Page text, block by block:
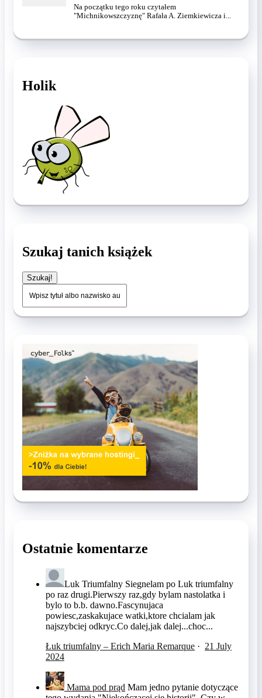
Na początku tego roku czytałem
"Michnikowszczyznę" Rafała A. Ziemkiewicza i...
Holik
Szukaj tanich książek
Szukaj!
Ostatnie komentarze
Luk Triumfalny Siegnelam po Luk triumfalny
po raz drugi.Pierwszy raz,gdy bylam nastolatka i
bylo to b.b. dawno.Fascynujaca
powiesc,zaskakujace watki,ktore chcialam jak
najszybciej odkryc.Co dalej,jak dalej...choc...
Łuk triumfalny – Erich Maria Remarque · 21 July
2024
Mama pod prąd Mam jedno pytanie dotyczące